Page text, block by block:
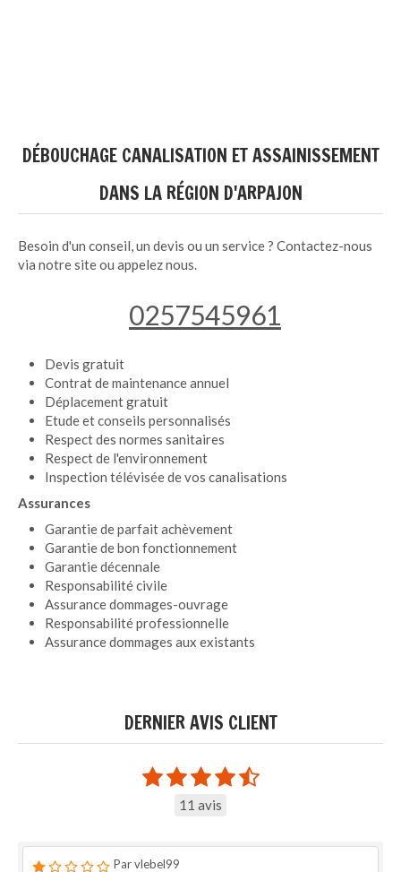
DÉBOUCHAGE CANALISATION ET ASSAINISSEMENT
DANS LA RÉGION D'ARPAJON
Besoin d'un conseil, un devis ou un service ? Contactez-nous
via notre site ou appelez nous.
0257545961
Devis gratuit
Contrat de maintenance annuel
Déplacement gratuit
Etude et conseils personnalisés
Respect des normes sanitaires
Respect de l'environnement
Inspection télévisée de vos canalisations
Assurances
Garantie de parfait achèvement
Garantie de bon fonctionnement
Garantie décennale
Responsabilité civile
Assurance dommages-ouvrage
Responsabilité professionnelle
Assurance dommages aux existants
DERNIER AVIS CLIENT
11 avis
Par vlebel99